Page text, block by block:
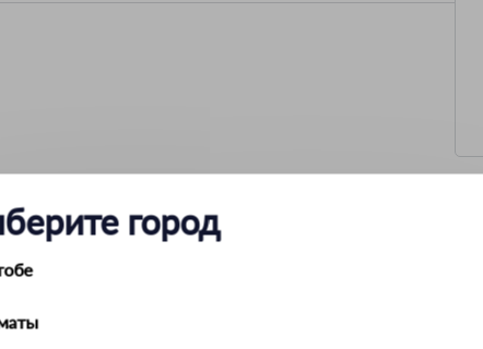
город
регулируемым наклоном основание 90x30 мм